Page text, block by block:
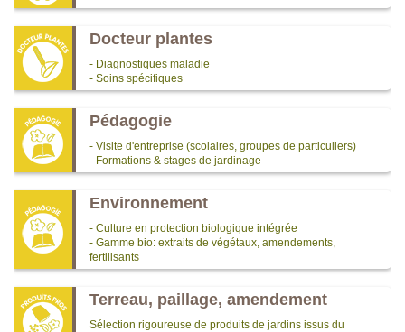
Docteur plantes
- Diagnostiques maladie
- Soins spécifiques
Pédagogie
- Visite d'entreprise (scolaires, groupes de particuliers)
- Formations & stages de jardinage
Environnement
- Culture en protection biologique intégrée
- Gamme bio: extraits de végétaux, amendements,
fertilisants
Terreau, paillage, amendement
Sélection rigoureuse de produits de jardins issus du